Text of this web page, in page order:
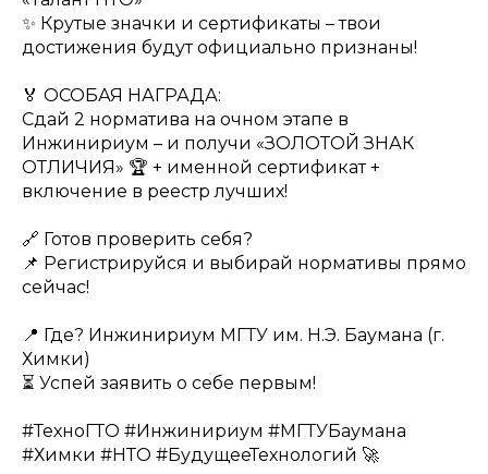
✨ Крутые значки и сертификаты – твои
достижения будут официально признаны!
🏅 ОСОБАЯ НАГРАДА:
Сдай 2 норматива на очном этапе в
Инжинириум – и получи «ЗОЛОТОЙ ЗНАК
ОТЛИЧИЯ» 🏆 + именной сертификат +
включение в реестр лучших!
🔗 Готов проверить себя?
📌 Регистрируйся и выбирай нормативы прямо
сейчас!
📍 Где? Инжинириум МГТУ им. Н.Э. Баумана (г.
Химки)
⏳ Успей заявить о себе первым!
#ТехноГТО #Инжинириум #МГТУБаумана
#Химки #НТО #БудущееТехнологий 🚀